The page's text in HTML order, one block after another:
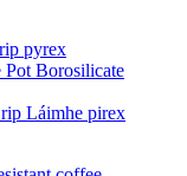
Láimhe pirex